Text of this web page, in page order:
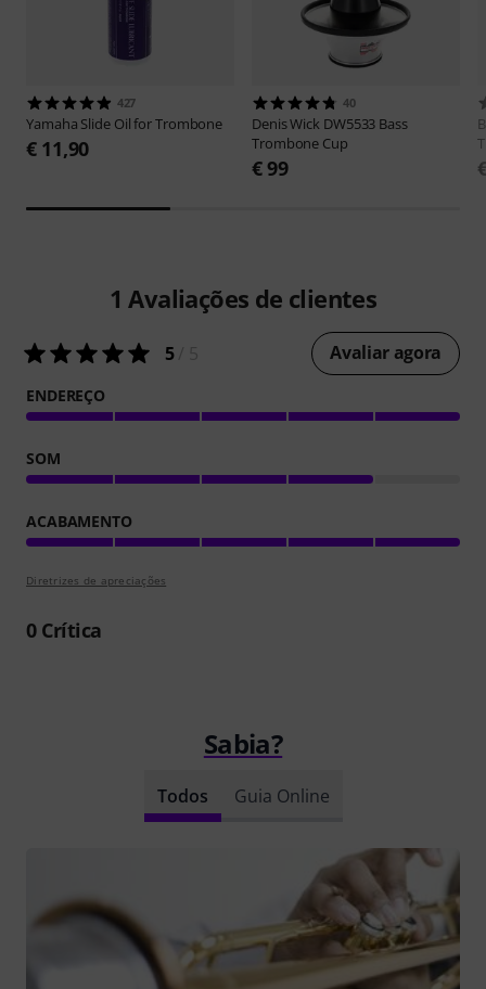
427
Yamaha Slide Oil for Trombone
€ 11,90
40
Denis Wick DW5533 Bass
Trombone Cup
€ 99
1 Avaliações de clientes
5/ 5 Avaliar agora
ENDEREÇO
SOM
ACABAMENTO
Diretrizes de apreciações
0Crítica
Sabia?
Todos Guia Online